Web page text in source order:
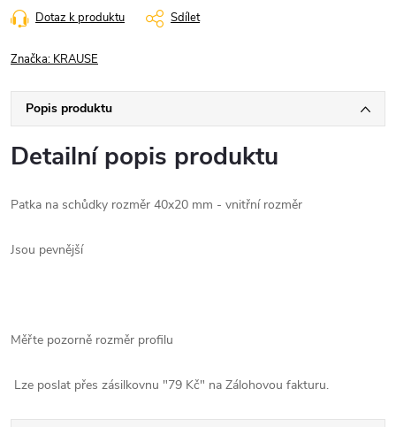
Dotaz k produktu Sdílet
Značka: KRAUSE
Popis produktu
Detailní popis produktu
Patka na schůdky rozměr 40x20 mm - vnitřní rozměr
Jsou pevnější
Měřte pozorně rozměr profilu
Lze poslat přes zásilkovnu "79 Kč" na Zálohovou fakturu.